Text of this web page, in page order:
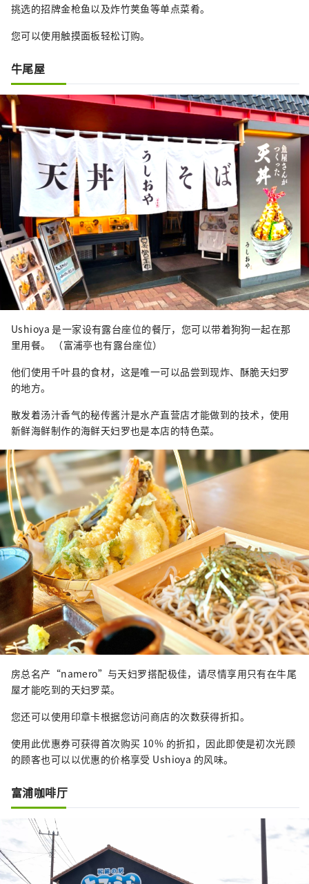
挑选的招牌金枪鱼以及炸竹荚鱼等单点菜肴。
您可以使用触摸面板轻松订购。
牛尾屋
Ushioya 是一家设有露台座位的餐厅，您可以带着狗狗一起在那
里用餐。 （富浦亭也有露台座位）
他们使用千叶县的食材，这是唯一可以品尝到现炸、酥脆天妇罗
的地方。
散发着汤汁香气的秘传酱汁是水产直营店才能做到的技术，使用
新鲜海鲜制作的海鲜天妇罗也是本店的特色菜。
房总名产“namero”与天妇罗搭配极佳，请尽情享用只有在牛尾
屋才能吃到的天妇罗菜。
您还可以使用印章卡根据您访问商店的次数获得折扣。
使用此优惠券可获得首次购买 10% 的折扣，因此即使是初次光顾
的顾客也可以以优惠的价格享受 Ushioya 的风味。
富浦咖啡厅